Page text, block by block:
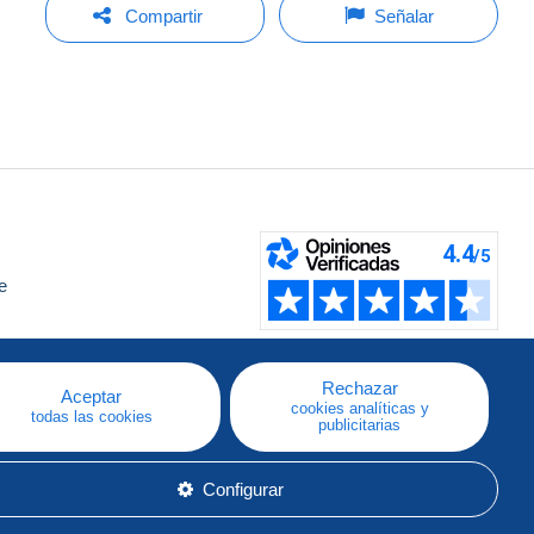
Compartir Señalar
Aceptar
todas las cookies
Rechazar
cookies analíticas y
publicitarias
Configurar